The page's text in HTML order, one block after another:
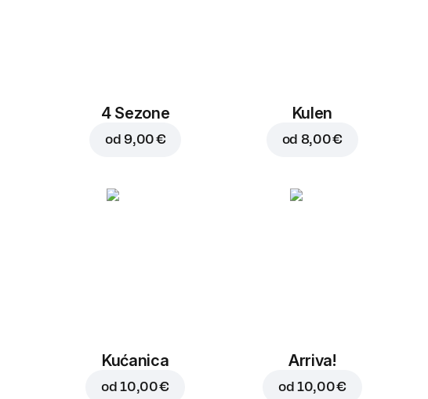
4 Sezone
od 9,00 €
Kulen
od 8,00 €
Kućanica
od10,00 €
Arriva!
od 10,00 €